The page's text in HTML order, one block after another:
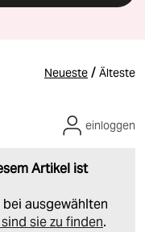
Neueste / Älteste
Artikel ist
ausgewählten
sie zu finden.
einloggen